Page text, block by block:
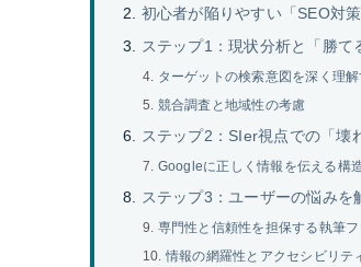
初心者が陥りやすい「SEO対
ステップ1：現状分析と「勝て
ターゲットの検索意図を深く理
競合調査と地域性の考慮
ステップ2：SIer視点での「壊
Googleに正しく情報を伝える構
ステップ3：ユーザーの悩み
専門性と信頼性を担保する執筆
情報の網羅性とアクセシビリテ